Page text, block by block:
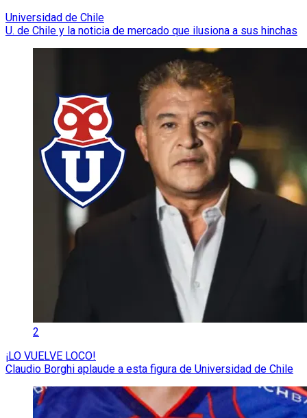
Universidad de Chile
U. de Chile y la noticia de mercado que ilusiona a sus hinchas
2
¡LO VUELVE LOCO!
Claudio Borghi aplaude a esta figura de Universidad de Chile